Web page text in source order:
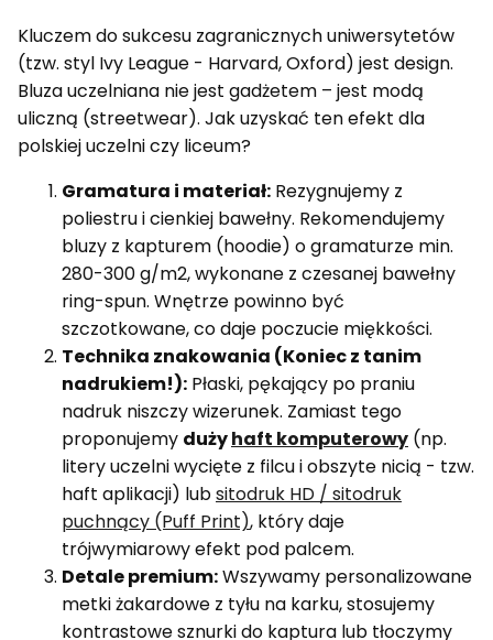
Kluczem do sukcesu zagranicznych uniwersytetów
(tzw. styl Ivy League - Harvard, Oxford) jest design.
Bluza uczelniana nie jest gadżetem – jest modą
uliczną (streetwear). Jak uzyskać ten efekt dla
polskiej uczelni czy liceum?
Gramatura i materiał: Rezygnujemy z
poliestru i cienkiej bawełny. Rekomendujemy
bluzy z kapturem (hoodie) o gramaturze min.
280-300 g/m2, wykonane z czesanej bawełny
ring-spun. Wnętrze powinno być
szczotkowane, co daje poczucie miękkości.
Technika znakowania (Koniec z tanim
nadrukiem!): Płaski, pękający po praniu
nadruk niszczy wizerunek. Zamiast tego
proponujemy dużyhaft komputerowy (np.
litery uczelni wycięte z filcu i obszyte nicią - tzw.
haft aplikacji) lubsitodruk HD / sitodruk
puchnący (Puff Print), który daje
trójwymiarowy efekt pod palcem.
Detale premium:Wszywamy personalizowane
metki żakardowe z tyłu na karku, stosujemy
kontrastowe sznurki do kaptura lub tłoczymy